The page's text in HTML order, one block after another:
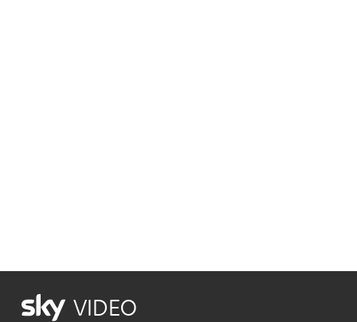
VIDEO